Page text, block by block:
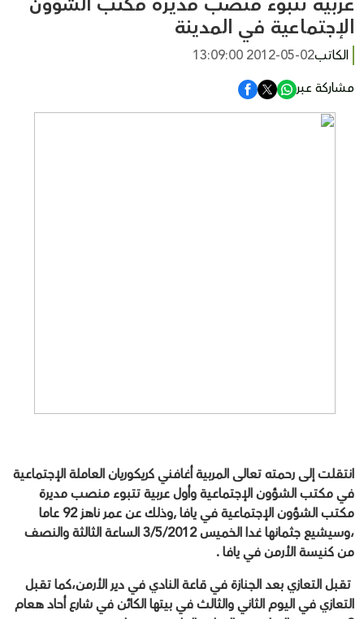
ارسل خبر
الإجتماعية في المدينة
الكاتب2012-05-02 13:09:00
مشاركة عبر
انتقلت إلى رحمته تعالى المربية أغافني كريكوريان العاملة الإجتماعية
في مكتب الشؤون الإجتماعية وأول عربية تتبوء منصب مديرة
مكتب الشؤون الإجتماعية في يافا ,وذلك عن عمر ناهز 92 عاما
،وسيشيع جثمانها غدا الخميس 3/5/2012 الساعة الثالثة والنصف
من كنيسة الأرمن في يافا .
تقبل التعازي بعد الجنازة في قاعة النادي في دير الأرمن،كما تقبل
التعازي في اليوم الثاني والثالث في بيتها الكائن في شارع أحاد هعام